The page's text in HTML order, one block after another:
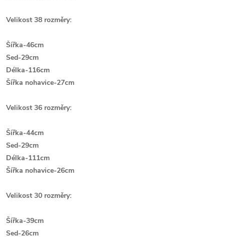
Velikost 38 rozměry:
Šířka-46cm
Sed-29cm
Délka-116cm
Šířka nohavice-27cm
Velikost 36 rozměry:
Šířka-44cm
Sed-29cm
Délka-111cm
Šířka nohavice-26cm
Velikost 30 rozměry:
Šířka-39cm
Sed-26cm